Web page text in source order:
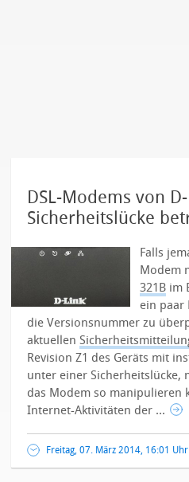
DSL-Modems von
Sicherheitslücke
Falls
Modem
321B im
ein paar
die Versionsnummer zu
aktuellen
Revision Z1 des Geräts mit
unter einer Sicherheitslücke,
das Modem so manipulieren
Internet-Aktivitäten der ...
Freitag, 07. März 2014, 16:01 Uhr